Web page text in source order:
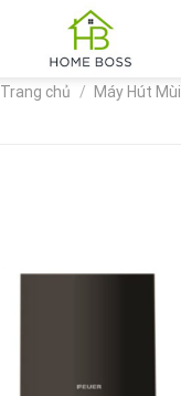
Trang chủ / Máy Hút Mùi